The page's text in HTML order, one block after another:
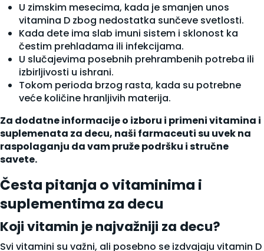
U zimskim mesecima, kada je smanjen unos
vitamina D zbog nedostatka sunčeve svetlosti.
Kada dete ima slab imuni sistem i sklonost ka
čestim prehladama ili infekcijama.
U slučajevima posebnih prehrambenih potreba ili
izbirljivosti u ishrani.
Tokom perioda brzog rasta, kada su potrebne
veće količine hranljivih materija.
Za dodatne informacije o izboru i primeni vitamina i
suplemenata za decu, naši farmaceuti su uvek na
raspolaganju da vam pruže podršku i stručne
savete.
Česta pitanja o vitaminima i
suplementima za decu
Koji vitamin je najvažniji za decu?
Svi vitamini su važni, ali posebno se izdvajaju vitamin D